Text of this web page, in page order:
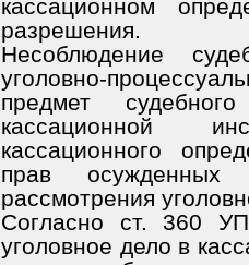
кассационном
разрешения.
Несоблюдение
уголовно-
предмет
кассационной
кассационного
прав осужденных
рассмотрения
Согласно ст. 360
уголовное дело в